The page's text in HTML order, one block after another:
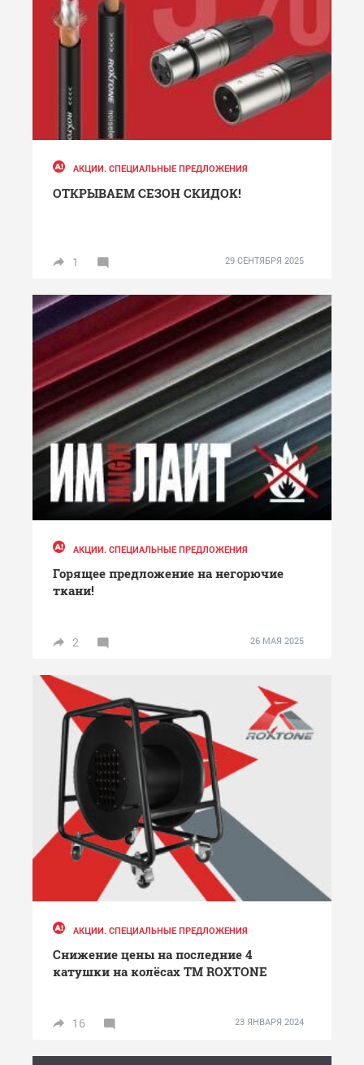
АКЦИИ. СПЕЦИАЛЬНЫЕ ПРЕДЛОЖЕНИЯ
ОТКРЫВАЕМ СЕЗОН СКИДОК!
1 29 СЕНТЯБРЯ 2025
АКЦИИ. СПЕЦИАЛЬНЫЕ ПРЕДЛОЖЕНИЯ
Горящее предложение на негорючие
ткани!
2 26 МАЯ 2025
АКЦИИ. СПЕЦИАЛЬНЫЕ ПРЕДЛОЖЕНИЯ
Снижение цены на последние 4
катушки на колёсах ТМ ROXTONE
16 23 ЯНВАРЯ 2024